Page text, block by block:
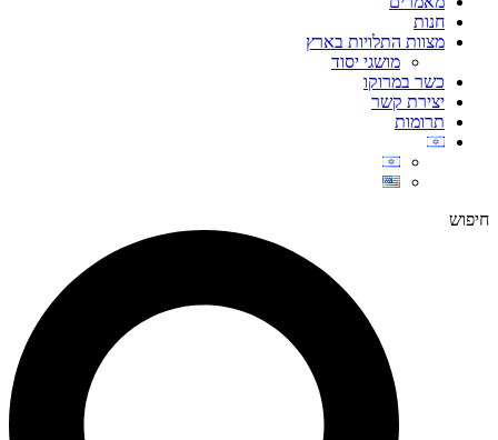
חנות
מצוות התלויות בארץ
מושגי יסוד
כשר במרוקו
יצירת קשר
תרומות
חיפוש